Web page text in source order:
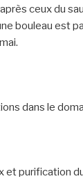
ceux du
bouleau est
dans le
et purification